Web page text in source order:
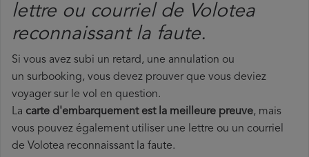
lettre ou courriel de Volotea
reconnaissant la faute.
Si vous avez subi un retard, une annulation ou
un surbooking, vous devez prouver que vous deviez
voyager sur le vol en question.
La carte d'embarquement est la meilleure preuve, mais
vous pouvez également utiliser une lettre ou un courriel
de Volotea reconnaissant la faute.